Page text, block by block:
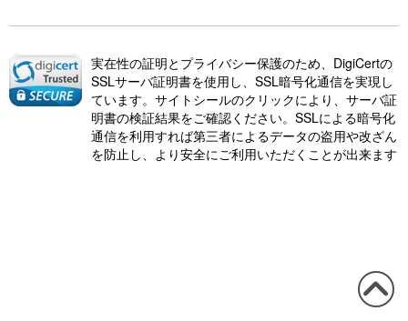
実在性の証明とプライバシー保護のため、DigiCertの
SSLサーバ証明書を使用し、SSL暗号化通信を実現し
ています。サイトシールのクリックにより、サーバ証
明書の検証結果をご確認ください。SSLによる暗号化
通信を利用すれば第三者によるデータの盗用や改ざん
を防止し、より安全にご利用いただくことが出来ます